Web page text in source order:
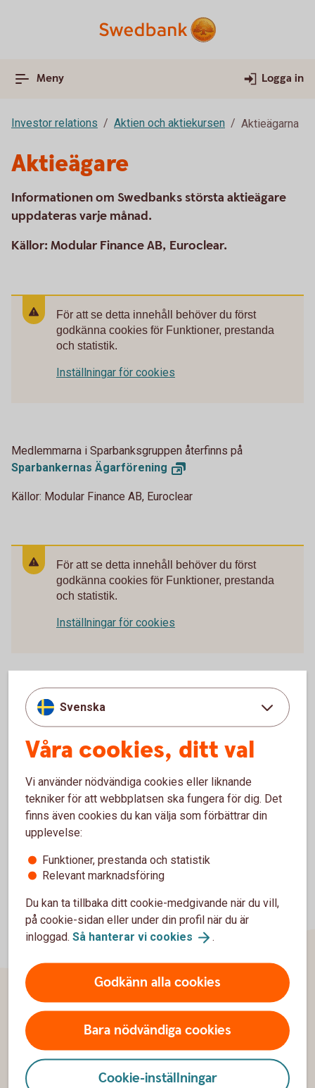
Meny Logga in
Investor relations Aktien och aktiekursen Aktieägarna
Aktieägare
Informationen om Swedbanks största aktieägare
uppdateras varje månad.
Källor: Modular Finance AB, Euroclear.
För att se detta innehåll behöver du först
godkänna cookies för Funktioner, prestanda
och statistik.
Inställningar för cookies
Medlemmarna i Sparbanksgruppen återfinns på
Sparbankernas Ägarförening
Källor: Modular Finance AB, Euroclear
För att se detta innehåll behöver du först
godkänna cookies för Funktioner, prestanda
och statistik.
Inställningar för cookies
För att se detta innehåll behöver du först
godkänna cookies för Funktioner, prestanda
och statistik.
Svenska
Våra cookies, ditt val
Vi använder nödvändiga cookies eller liknande
tekniker för att webbplatsen ska fungera för dig. Det
finns även cookies du kan välja som förbättrar din
upplevelse:
Funktioner, prestanda och statistik
Relevant marknadsföring
Du kan ta tillbaka ditt cookie-medgivande när du vill,
på cookie-sidan eller under din profil när du är
inloggad. Så hanterar vi cookies .
Godkänn alla cookies
Bara nödvändiga cookies
Cookie-inställningar
Sidfot
Om oss
Kontakta oss
Om Swedbank